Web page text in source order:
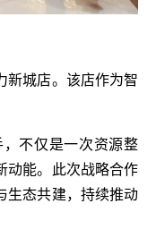
新城店。该店作为智
，不仅是一次资源整
动能。此次战略合作
生态共建，持续推动